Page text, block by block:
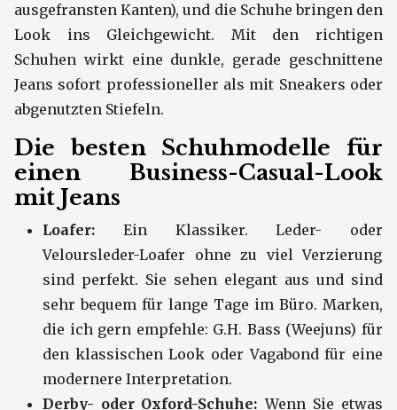
ausgefransten Kanten), und die Schuhe bringen den
Look ins Gleichgewicht. Mit den richtigen
Schuhen wirkt eine dunkle, gerade geschnittene
Jeans sofort professioneller als mit Sneakers oder
abgenutzten Stiefeln.
Die besten Schuhmodelle für
einen Business-Casual-Look
mit Jeans
Loafer: Ein Klassiker. Leder- oder
Veloursleder-Loafer ohne zu viel Verzierung
sind perfekt. Sie sehen elegant aus und sind
sehr bequem für lange Tage im Büro. Marken,
die ich gern empfehle: G.H. Bass (Weejuns) für
den klassischen Look oder Vagabond für eine
modernere Interpretation.
Derby- oder Oxford-Schuhe: Wenn Sie etwas